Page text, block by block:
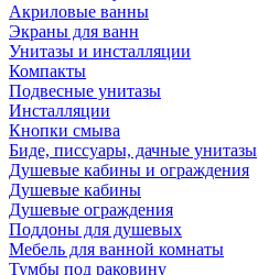
Акриловые ванны
Экраны для ванн
Унитазы и инсталляции
Компакты
Подвесные унитазы
Инсталляции
Кнопки смыва
Биде, писсуары, дачные унитазы
Душевые кабины и ограждения
Душевые кабины
Душевые ограждения
Поддоны для душевых
Мебель для ванной комнаты
Тумбы под раковину